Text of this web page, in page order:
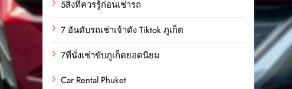
5สิ่งที่ควรรู้ก่อนเช่ารถ
7 อันดับรถเช่าเจ้าดัง Tiktok ภูเก็ต
7ที่นั่งเช่าขับภูเก็ตยอดนิยม
Car Rental Phuket